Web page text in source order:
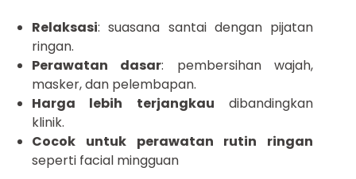
Relaksasi: suasana santai dengan pijatan
ringan.
Perawatan dasar: pembersihan wajah,
masker, dan pelembapan.
Harga lebih terjangkau dibandingkan
klinik.
Cocok untuk perawatan rutin ringan
seperti facial mingguan